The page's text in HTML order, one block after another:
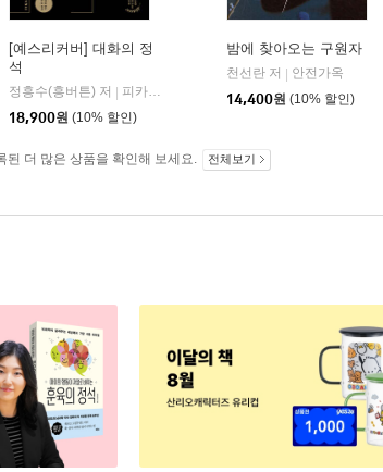
[예스리커버] 대화의 정
석
정흥수(흥버튼) 저
피카(FIKA)
18,900원 (10% 할인)
밤에 찾아오는 구원자
천선란 저
안전가옥
14,400원 (10% 할인)
된 더 많은 상품을 확인해 보세요. 전체보기